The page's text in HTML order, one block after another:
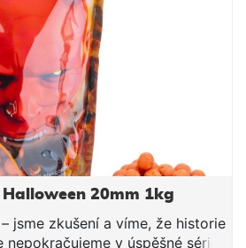
20mm 1kg
jsme zkušení a víme, že historie
v úspěšné sérii,